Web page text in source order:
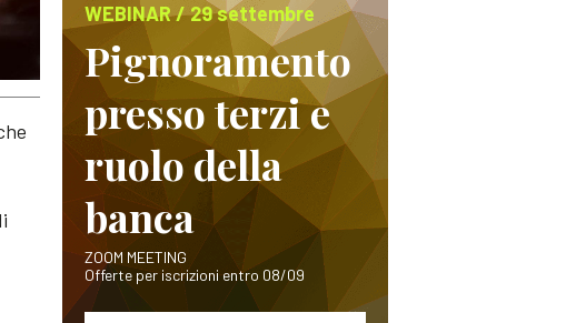
WEBINAR / 29 settembre
Pignoramento
presso terzi e
ruolo della
banca
ZOOM MEETING
Offerte per iscrizioni entro 08/09